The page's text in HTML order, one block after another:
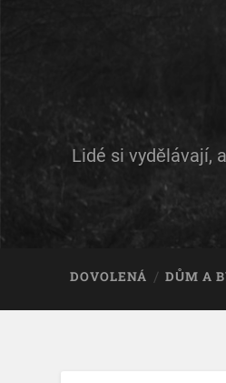
Lidé si vydělávají,
DOVOLENÁ DŮM A